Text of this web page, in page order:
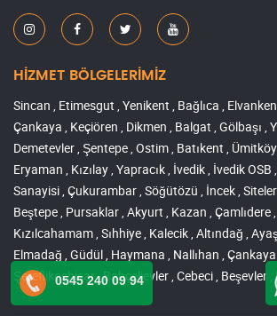
HİZMET BÖLGELERİMİZ
Sincan , Etimesgut , Yenikent , Bağlıca ,
Çankaya , Keçiören , Dikmen , Balgat , Gölbaşı ,
Demetevler , Şentepe , Ostim , Batıkent ,
Eryaman , Kızılay , Yapracık , İvedik , İvedik
Sanayisi , Çukurambar , Söğütözü , İncek ,
Beştepe , Pursaklar , Akyurt , Kazan , Çamlıdere
Kızılcahamam , Sıhhiye , Kalecik , Altındağ ,
Elmadağ , Güdül , Haymana , Nallıhan ,
Şereflikoçhisar , Bahçelievler , Cebeci , Beşevler ,
0545 240 09 94